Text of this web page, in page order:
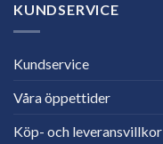
KUNDSERVICE
Kundservice
Våra öppettider
Köp- och leveransvillkor